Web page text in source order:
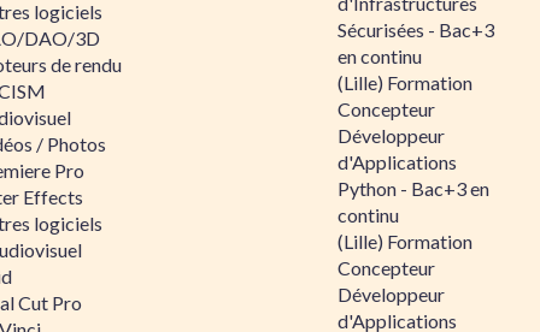
logiciels
DAO/3D
de rendu
/ Photos
Pro
Effects
logiciels
Cut Pro
Sécurisées - Bac+3
en continu
(Lille) Formation
Concepteur
Développeur
d'Applications
Python - Bac+3 en
continu
(Lille) Formation
Concepteur
Développeur
d'Applications